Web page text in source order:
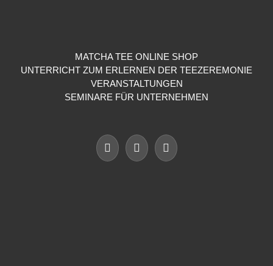
MATCHA TEE ONLINE SHOP
UNTERRICHT ZUM ERLERNEN DER TEEZEREMONIE
VERANSTALTUNGEN
SEMINARE FÜR UNTERNEHMEN